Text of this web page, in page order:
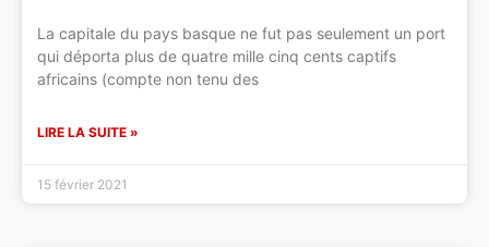
La capitale du pays basque ne fut pas seulement un port
qui déporta plus de quatre mille cinq cents captifs
africains (compte non tenu des
LIRE LA SUITE »
15 février 2021